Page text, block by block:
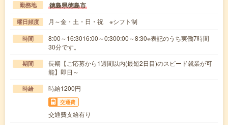
勤務地 徳島県徳島市
曜日頻度 月～金・土・日・祝 ※シフト制
時間
8:00～16:3016:00～0:300:00～8:30※表記のうち実働7時間
30分です。
期間
長期【ご応募から1週間以内(最短2日目)のスピード就業が可
能】即日～
時給 時給1200円
交通費
交通費支給有り